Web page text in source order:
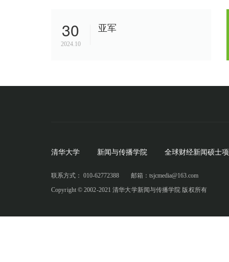
30
2024.10
亚军
清华大学 新闻与传播学院 全球财经新闻硕士
联系方式： 010-62772388
邮箱：tsjcmedia@163.com
Copyright © 2002-2021 清华大学新闻与传播学院 版权所有